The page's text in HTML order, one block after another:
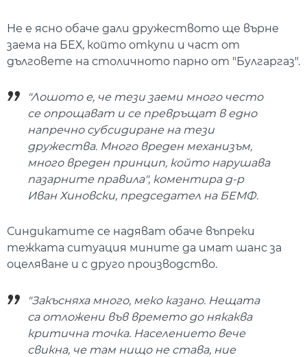
Не е ясно обаче дали дружеството ще върне
заема на БЕХ, който откупи и част от
дълговете на столичното парно от "Булгаргаз".
"Лошото е, че тези заеми много често
се опрощават и се превръщат в едно
напречно субсидиране на тези
дружества. Много вреден механизъм,
много вреден принцип, който нарушава
пазарните правила", коментира д-р
Иван Хиновски, председател на БЕМФ.
Синдикатите се надяват обаче въпреки
тежката ситуация мините да имат шанс за
оцеляване и с друго производство.
"Закъсняха много, меко казано. Нещата
са отложени във времето до някаква
критична точка. Населението вече
свикна, че там нищо не става, ние